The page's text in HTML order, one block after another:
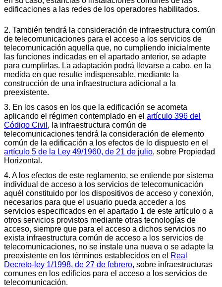
edificaciones a las redes de los operadores habilitados.
2. También tendrá la consideración de infraestructura común
de telecomunicaciones para el acceso a los servicios de
telecomunicación aquella que, no cumpliendo inicialmente
las funciones indicadas en el apartado anterior, se adapte
para cumplirlas. La adaptación podrá llevarse a cabo, en la
medida en que resulte indispensable, mediante la
construcción de una infraestructura adicional a la
preexistente.
3. En los casos en los que la edificación se acometa
aplicando el régimen contemplado en el artículo 396 del
Código Civil , la infraestructura común de
telecomunicaciones tendrá la consideración de elemento
común de la edificación a los efectos de lo dispuesto en el
artículo 5 de la Ley 49/1960, de 21 de julio, sobre Propiedad
Horizontal.
4. A los efectos de este reglamento, se entiende por sistema
individual de acceso a los servicios de telecomunicación
aquél constituido por los dispositivos de acceso y conexión,
necesarios para que el usuario pueda acceder a los
servicios especificados en el apartado 1 de este artículo o a
otros servicios provistos mediante otras tecnologías de
acceso, siempre que para el acceso a dichos servicios no
exista infraestructura común de acceso a los servicios de
telecomunicaciones, no se instale una nueva o se adapte la
preexistente en los términos establecidos en el Real
Decreto-ley 1/1998, de 27 de febrero, sobre infraestructuras
comunes en los edificios para el acceso a los servicios de
telecomunicación.